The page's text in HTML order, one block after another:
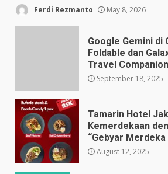
Ferdi Rezmanto May 8, 2026
Google Gemini di
Foldable dan
Travel
September 18, 2025
Tamarin Hotel
Kemerdekaan
“Gebyar
August 12, 2025